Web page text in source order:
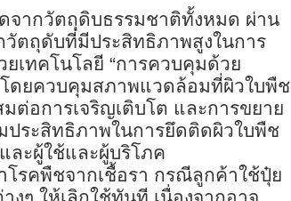
จากวัตถุดิบธรรมชาติทั้งหมด ผ่าน
ตถุดับที่มีประสิทธิภาพสูงในการ
เทคโนโลยี “การควบคุมด้วย
โดยควบคุมสภาพแวดล้อมที่ผิวใบพืช
ต่อการเจริญเติบโต และการขยาย
ประสิทธิภาพในการยึดติดผิวใบพืช
ละผู้ใช้และผู้บริโภค
โรคพืชจากเชื้อรา กรณีลูกค้าใช้ปุ๋ย